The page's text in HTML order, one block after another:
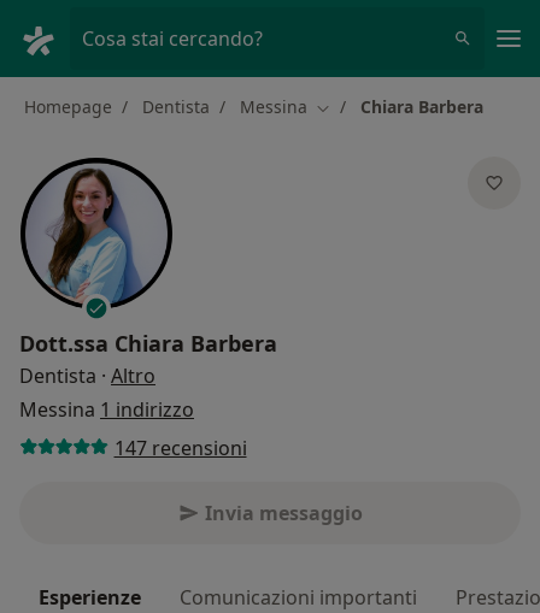
Cosa stai cercando?
Homepage Dentista Messina Cambia città
Chiara Barbera
Dott.ssa Chiara Barbera
Dentista · Altro
Messina 1 indirizzo
147 recensioni
Invia messaggio
Esperienze Comunicazioni importanti